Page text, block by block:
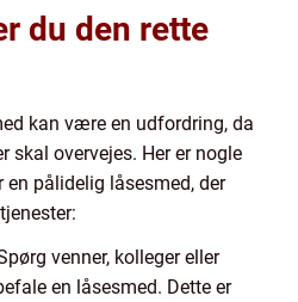
du den rette
kan være en udfordring, da
skal overvejes. Her er nogle
pålidelig låsesmed, der
venner, kolleger eller
en låsesmed. Dette er